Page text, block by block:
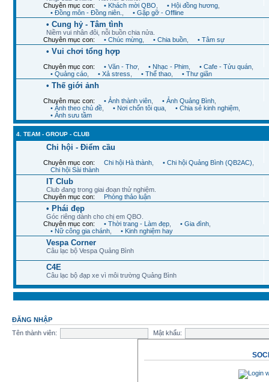
• Bằng hữu quán
Nhịp cầu Online - Kết nối Offline.
Chuyên mục con:
• Khách mời QBO, • Hội đồng hương,
• Đồng môn - Đồng niên.,
• Cung hỷ - Tâm tình
Niềm vui nhân đôi, nỗi buồn chia nửa.
Chuyên mục con:
• Chúc mừng
• Vui chơi tổng hợp
Chuyên mục con: • Văn - Thơ, • Nhạc - Phim, • Cafe - Tửu quán,
• Quảng cáo, • Xả stress
• Thế giới ảnh
Chuyên mục con:
• Ảnh theo chủ đề, • Nơi chốn tôi qua, • Chia sẻ kinh nghiệm,
4. TEAM - GROUP - CLUB
Chi hội - Điểm cầu
Chuyên mục con: Chi hội Hà thành, • Chi hội Quảng Bình (QB2AC),
Chi hội Sài thành
IT Club
Club đang trong giai đoạn thử nghiệm.
Chuyên mục con:
• Phái đẹp
Góc riêng dành cho chị em QBO.
Chuyên mục con:
• Thời trang - Làm đẹp, • Gia đình,
• Nữ công gia chánh
Câu lạc bộ Vespa Quảng Bình
Câu lạc bộ đạp xe vì môi trường Quảng Bình
ĐĂNG NHẬP